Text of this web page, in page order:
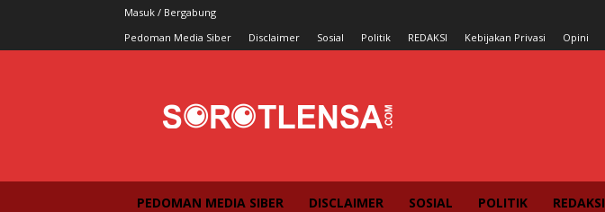
Masuk / Bergabung
Pedoman Media Siber
Disclaimer Sosial Politik REDAKSI Kebijakan Privasi Opini
PEDOMAN MEDIA SIBER DISCLAIMER SOSIAL POLITIK REDAKSI